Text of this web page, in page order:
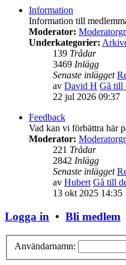
Information
Information till
Moderator:
Underkategorier:
139 Trådar
3469 Inlägg
Senaste inlägget
av David H Gå till
22 jul 2026 09:37
Feedback
Vad kan vi förbättra här
Moderator:
221 Trådar
2842 Inlägg
Senaste inlägget
av Hubert Gå till
13 okt 2025 14:35
Logga in • Bli medlem
Användarnamn: